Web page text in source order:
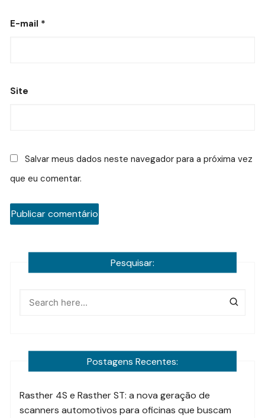
E-mail *
Site
Salvar meus dados neste navegador para a próxima vez
que eu comentar.
Pesquisar:
Postagens Recentes:
Rasther 4S e Rasther ST: a nova geração de
scanners automotivos para oficinas que buscam